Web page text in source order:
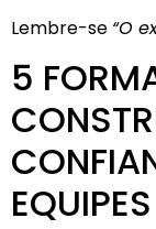
Lembre-se “O
5
EQUIPES